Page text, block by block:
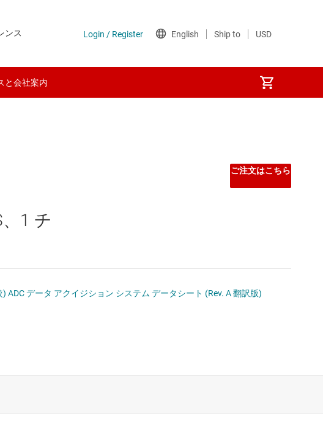
ンス
と会社案内
1 チ
ご注文はこちら
ADS868xW バイポーラ入力範囲をプログラム可能な 16 ビット、高速、単一電源 SAR (逐次比較) ADC データ アクイジション システム データシート (Rev. A 翻訳版)